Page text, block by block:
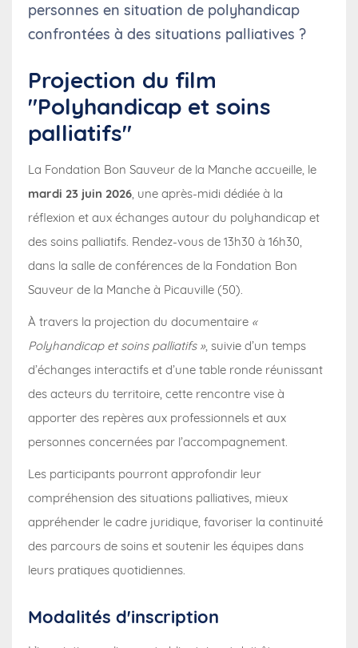
personnes en situation de polyhandicap
confrontées à des situations palliatives ?
Projection du film
"Polyhandicap et soins
palliatifs"
La Fondation Bon Sauveur de la Manche accueille, le
mardi 23 juin 2026, une après-midi dédiée à la
réflexion et aux échanges autour du polyhandicap et
des soins palliatifs. Rendez-vous de 13h30 à 16h30,
dans la salle de conférences de la Fondation Bon
Sauveur de la Manche à Picauville (50).
À travers la projection du documentaire «
Polyhandicap et soins palliatifs », suivie d’un temps
d’échanges interactifs et d’une table ronde réunissant
des acteurs du territoire, cette rencontre vise à
apporter des repères aux professionnels et aux
personnes concernées par l’accompagnement.
Les participants pourront approfondir leur
compréhension des situations palliatives, mieux
appréhender le cadre juridique, favoriser la continuité
des parcours de soins et soutenir les équipes dans
leurs pratiques quotidiennes.
Modalités d'inscription